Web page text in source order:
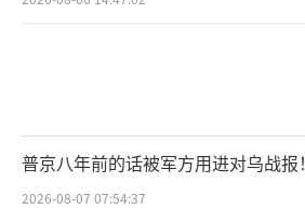
我们的仗，没有白打
我想笑，却笑不出声来
普京八年前的话被军方用进对乌战报！
2026-08-07 07:54:37